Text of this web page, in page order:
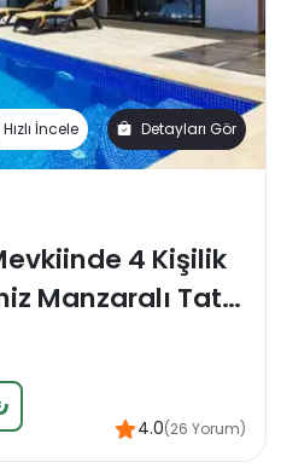
Hızlı İncele Detayları Gör
4 Kişilik
Manzaralı Tatil
4.0(26 Yorum)